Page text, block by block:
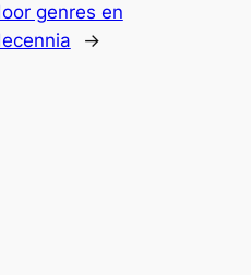
genres en
→